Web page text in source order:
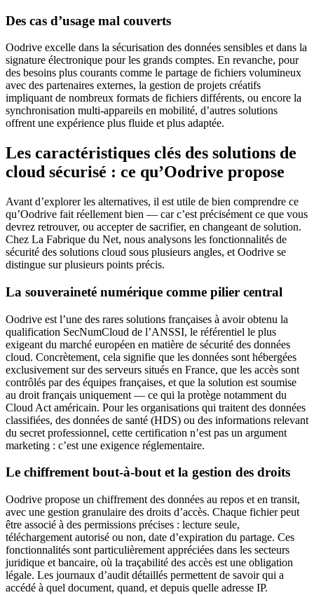
Des cas d’usage mal couverts
Oodrive excelle dans la sécurisation des données sensibles et dans la
signature électronique pour les grands comptes. En revanche, pour
des besoins plus courants comme le partage de fichiers volumineux
avec des partenaires externes, la gestion de projets créatifs
impliquant de nombreux formats de fichiers différents, ou encore la
synchronisation multi-appareils en mobilité, d’autres solutions
offrent une expérience plus fluide et plus adaptée.
Les caractéristiques clés des solutions de
cloud sécurisé : ce qu’Oodrive propose
Avant d’explorer les alternatives, il est utile de bien comprendre ce
qu’Oodrive fait réellement bien — car c’est précisément ce que vous
devrez retrouver, ou accepter de sacrifier, en changeant de solution.
Chez La Fabrique du Net, nous analysons les fonctionnalités de
sécurité des solutions cloud sous plusieurs angles, et Oodrive se
distingue sur plusieurs points précis.
La souveraineté numérique comme pilier central
Oodrive est l’une des rares solutions françaises à avoir obtenu la
qualification SecNumCloud de l’ANSSI, le référentiel le plus
exigeant du marché européen en matière de sécurité des données
cloud. Concrètement, cela signifie que les données sont hébergées
exclusivement sur des serveurs situés en France, que les accès sont
contrôlés par des équipes françaises, et que la solution est soumise
au droit français uniquement — ce qui la protège notamment du
Cloud Act américain. Pour les organisations qui traitent des données
classifiées, des données de santé (HDS) ou des informations relevant
du secret professionnel, cette certification n’est pas un argument
marketing : c’est une exigence réglementaire.
Le chiffrement bout-à-bout et la gestion des droits
Oodrive propose un chiffrement des données au repos et en transit,
avec une gestion granulaire des droits d’accès. Chaque fichier peut
être associé à des permissions précises : lecture seule,
téléchargement autorisé ou non, date d’expiration du partage. Ces
fonctionnalités sont particulièrement appréciées dans les secteurs
juridique et bancaire, où la traçabilité des accès est une obligation
légale. Les journaux d’audit détaillés permettent de savoir qui a
accédé à quel document, quand, et depuis quelle adresse IP.